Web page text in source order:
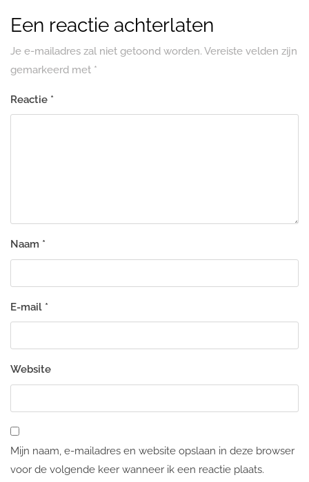
Een reactie achterlaten
Je e-mailadres zal niet getoond worden. Vereiste velden zijn
gemarkeerd met *
Reactie *
Naam *
E-mail *
Website
Mijn naam, e-mailadres en website opslaan in deze browser
voor de volgende keer wanneer ik een reactie plaats.